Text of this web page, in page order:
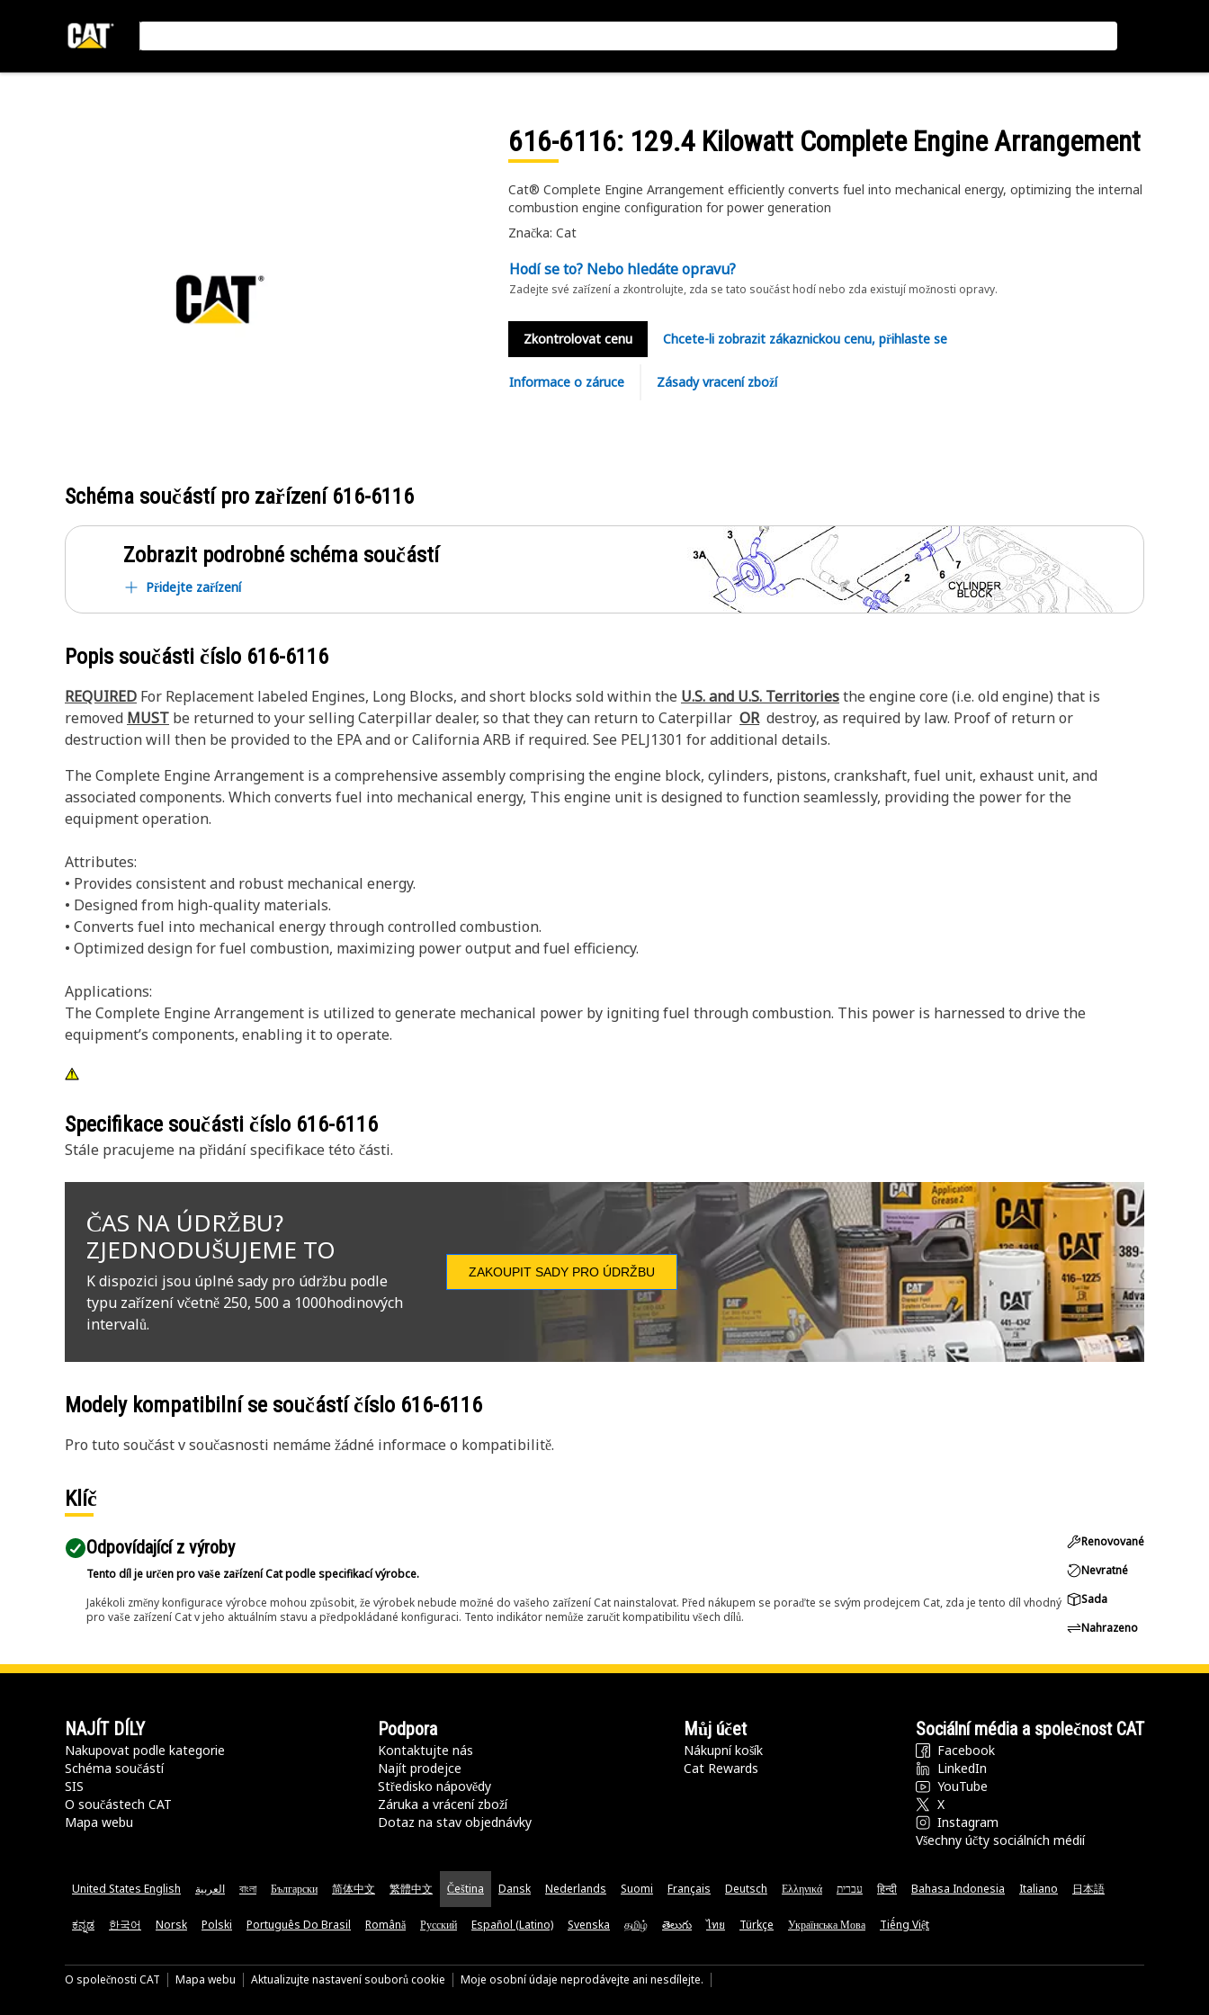
616-6116: 129.4 Kilowatt Complete Engine Arrangement
Cat® Complete Engine Arrangement efficiently converts fuel into mechanical energy, optimizing the internal
combustion engine configuration for power generation
Značka: Cat
Hodí se to? Nebo hledáte opravu?
Zadejte své zařízení a zkontrolujte, zda se tato součást hodí nebo zda existují možnosti opravy.
Zkontrolovat cenu Chcete-li zobrazit zákaznickou cenu, přihlaste se
Informace o záruce Zásady vracení zboží
Schéma součástí pro zařízení 616-6116
Zobrazit podrobné schéma součástí
Přidejte zařízení
Popis součásti číslo 616-6116
REQUIRED For Replacement labeled Engines, Long Blocks, and short blocks sold within the U.S. and U.S. Territoriesthe engine core (i.e. old engine) that is
removed MUST be returned to your selling Caterpillar dealer, so that they can return to Caterpillar ORdestroy, as required by law. Proof of return or
destruction will then be provided to the EPA and or California ARB if required. See PELJ1301 for additional details.
The Complete Engine Arrangement is a comprehensive assembly comprising the engine block, cylinders, pistons, crankshaft, fuel unit, exhaust unit, and
associated components. Which converts fuel into mechanical energy, This engine unit is designed to function seamlessly, providing the power for the
equipment operation.
Attributes:
• Provides consistent and robust mechanical energy.
• Designed from high-quality materials.
• Converts fuel into mechanical energy through controlled combustion.
• Optimized design for fuel combustion, maximizing power output and fuel efficiency.
Applications:
The Complete Engine Arrangement is utilized to generate mechanical power by igniting fuel through combustion. This power is harnessed to drive the
equipment’s components, enabling it to operate.
Specifikace součásti číslo 616-6116
Stále pracujeme na přidání specifikace této části.
ČAS NA ÚDRŽBU?
ZJEDNODUŠUJEME TO
K dispozici jsou úplné sady pro údržbu podle
typu zařízení včetně 250, 500 a 1000hodinových
intervalů.
ZAKOUPIT SADY PRO ÚDRŽBU
Modely kompatibilní se součástí číslo 616-6116
Pro tuto součást v současnosti nemáme žádné informace o kompatibilitě.
Klíč
Odpovídající z výroby
Tento díl je určen pro vaše zařízení Cat podle specifikací výrobce.
Jakékoli změny konfigurace výrobce mohou způsobit, že výrobek nebude možné do vašeho zařízení Cat nainstalovat. Před nákupem se poraďte se svým prodejcem Cat, zda je tento díl vhodný
pro vaše zařízení Cat v jeho aktuálním stavu a předpokládané konfiguraci. Tento indikátor nemůže zaručit kompatibilitu všech dílů.
Renovované
Nevratné
Sada
Nahrazeno
NAJÍT DÍLY
Nakupovat podle kategorie
Schéma součástí
SIS
O součástech CAT
Mapa webu
Podpora
Kontaktujte nás
Najít prodejce
Středisko nápovědy
Záruka a vrácení zboží
Dotaz na stav objednávky
Můj účet
Nákupní košík
Cat Rewards
Sociální média a společnost CAT
Facebook
LinkedIn
YouTube
X
Instagram
Všechny účty sociálních médií
United States English العربية বাংলা Български 简体中文 繁體中文 Čeština Dansk Nederlands Suomi Français Deutsch Ελληνικά עברית हिन्दी Bahasa Indonesia Italiano 日本語
ಕನ್ನಡ 한국어 Norsk Polski Português Do Brasil Română Русский Español (Latino) Svenska தமிழ் తెలుగు ไทย Türkçe Українська Мова Tiếng Việt
O společnosti CAT Mapa webu Aktualizujte nastavení souborů cookie Moje osobní údaje neprodávejte ani nesdílejte.